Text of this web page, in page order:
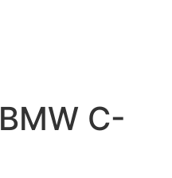
BMW C-